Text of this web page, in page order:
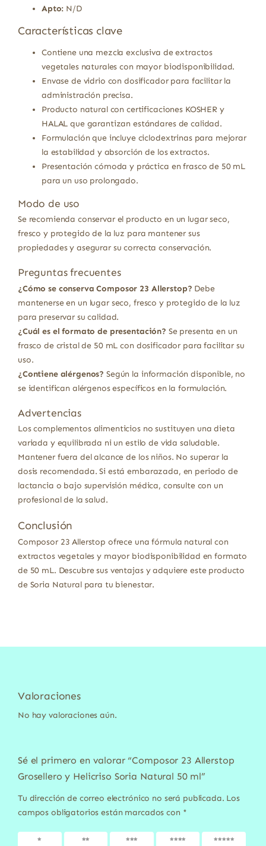
Apto: N/D
Características clave
Contiene una mezcla exclusiva de extractos
vegetales naturales con mayor biodisponibilidad.
Envase de vidrio con dosificador para facilitar la
administración precisa.
Producto natural con certificaciones KOSHER y
HALAL que garantizan estándares de calidad.
Formulación que incluye ciclodextrinas para mejorar
la estabilidad y absorción de los extractos.
Presentación cómoda y práctica en frasco de 50 mL
para un uso prolongado.
Modo de uso
Se recomienda conservar el producto en un lugar seco,
fresco y protegido de la luz para mantener sus
propiedades y asegurar su correcta conservación.
Preguntas frecuentes
¿Cómo se conserva Composor 23 Allerstop? Debe
mantenerse en un lugar seco, fresco y protegido de la luz
para preservar su calidad.
¿Cuál es el formato de presentación? Se presenta en un
frasco de cristal de 50 mL con dosificador para facilitar su
uso.
¿Contiene alérgenos? Según la información disponible, no
se identifican alérgenos específicos en la formulación.
Advertencias
Los complementos alimenticios no sustituyen una dieta
variada y equilibrada ni un estilo de vida saludable.
Mantener fuera del alcance de los niños. No superar la
dosis recomendada. Si está embarazada, en periodo de
lactancia o bajo supervisión médica, consulte con un
profesional de la salud.
Conclusión
Composor 23 Allerstop ofrece una fórmula natural con
extractos vegetales y mayor biodisponibilidad en formato
de 50 mL. Descubre sus ventajas y adquiere este producto
de Soria Natural para tu bienestar.
Valoraciones
No hay valoraciones aún.
Sé el primero en valorar “Composor 23 Allerstop
Grosellero y Helicriso Soria Natural 50 ml”
Tu dirección de correo electrónico no será publicada. Los
campos obligatorios están marcados con *
1 de 5
2 de 5
3 de 5
4 de 5
5 de 5